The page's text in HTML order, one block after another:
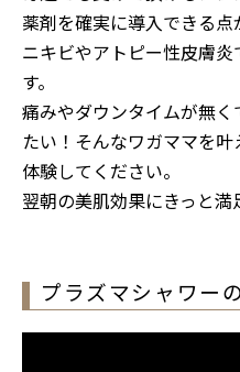
薬剤を確実に導入できる点
ニキビやアトピー性皮膚
す。
痛みやダウンタイムが無
たい！そんなワガママを
体験してください。
翌朝の美肌効果にきっと満
プラズマシャワー